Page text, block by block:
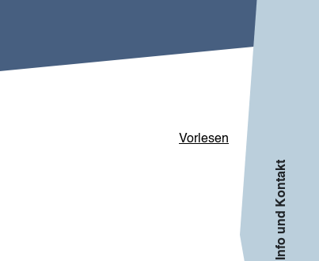
Vorlesen
Info und Kontakt